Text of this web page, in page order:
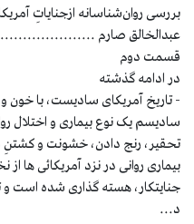
بررسی روان‌شناسانه ازجنایاتِ
عبدالخالق صارم
قسمت دوم
در ادامه گذشته
- تاریخ آمریکای سادیست، با خون
سادیسم یک نوع بیماری و اختلال
تحقیر، رنج دادن، خشونت و
بيمارى روانی در نزد آمريکائى ها
جنايتکار، هسته گذارى شده است و
د...